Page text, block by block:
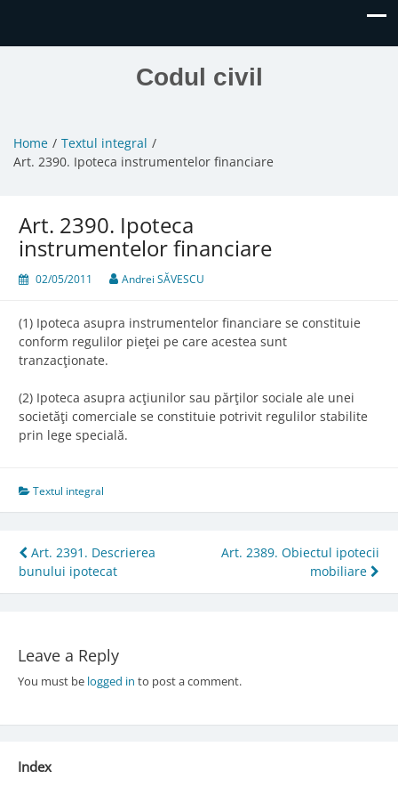
Codul civil
Home
Textul integral
Art. 2390. Ipoteca instrumentelor financiare
Art. 2390. Ipoteca
instrumentelor financiare
02/05/2011 Andrei SĂVESCU
(1) Ipoteca asupra instrumentelor financiare se constituie
conform regulilor pieţei pe care acestea sunt
tranzacţionate.
(2) Ipoteca asupra acţiunilor sau părţilor sociale ale unei
societăţi comerciale se constituie potrivit regulilor stabilite
prin lege specială.
Textul integral
Post
navigation
Art. 2391. Descrierea
bunului ipotecat
Art. 2389. Obiectul ipotecii
mobiliare
Leave a Reply
You must be logged in to post a comment.
Index